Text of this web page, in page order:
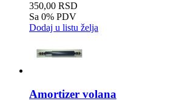
350,00 RSD
Sa 0% PDV
Dodaj u listu želja
Amortizer volana